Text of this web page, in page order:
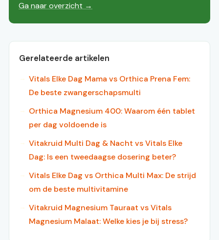
Ga naar overzicht →
Gerelateerde artikelen
Vitals Elke Dag Mama vs Orthica Prena Fem:
De beste zwangerschapsmulti
Orthica Magnesium 400: Waarom één tablet
per dag voldoende is
Vitakruid Multi Dag & Nacht vs Vitals Elke
Dag: Is een tweedaagse dosering beter?
Vitals Elke Dag vs Orthica Multi Max: De strijd
om de beste multivitamine
Vitakruid Magnesium Tauraat vs Vitals
Magnesium Malaat: Welke kies je bij stress?